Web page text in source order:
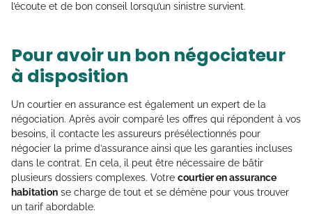
l’écoute et de bon conseil lorsqu’un sinistre survient.
Pour avoir un bon négociateur
à disposition
Un courtier en assurance est également un expert de la
négociation. Après avoir comparé les offres qui répondent à vos
besoins, il contacte les assureurs présélectionnés pour
négocier la prime d’assurance ainsi que les garanties incluses
dans le contrat. En cela, il peut être nécessaire de bâtir
plusieurs dossiers complexes. Votre courtier en assurance
habitation se charge de tout et se démène pour vous trouver
un tarif abordable.